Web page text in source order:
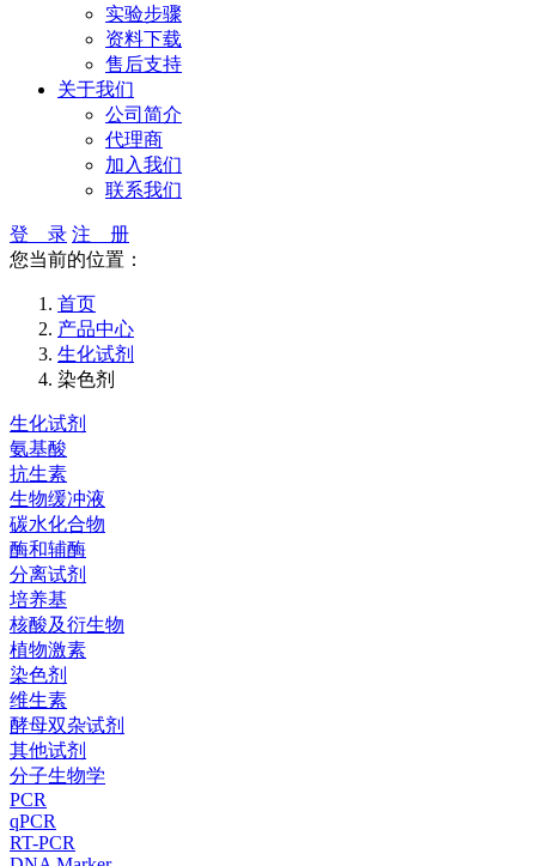
实验步骤
资料下载
售后支持
关于我们
公司简介
代理商
加入我们
联系我们
登 录 注 册
您当前的位置：
首页
产品中心
生化试剂
染色剂
生化试剂
氨基酸
抗生素
生物缓冲液
碳水化合物
酶和辅酶
分离试剂
培养基
核酸及衍生物
植物激素
染色剂
维生素
酵母双杂试剂
其他试剂
分子生物学
PCR
qPCR
RT-PCR